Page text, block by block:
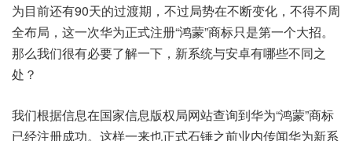
为目前还有90天的过渡期，不过局势在不断变化，不得不周
全布局，这一次华为正式注册“鸿蒙”商标只是第一个大招。
那么我们很有必要了解一下，新系统与安卓有哪些不同之
处？
我们根据信息在国家信息版权局网站查询到华为“鸿蒙”商标
已经注册成功。这样一来也正式石锤之前业内传闻华为新系